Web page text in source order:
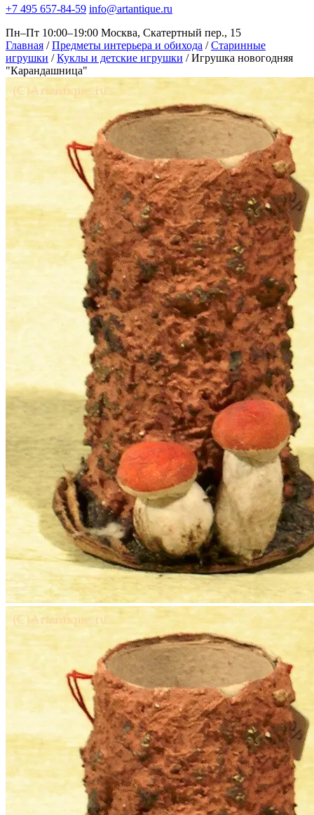
+7 495 657-84-59 info@artantique.ru
Пн–Пт 10:00–19:00 Москва, Скатертный пер., 15
Главная / Предметы интерьера и обихода / Старинные
игрушки / Куклы и детские игрушки / Игрушка новогодняя
"Карандашница"